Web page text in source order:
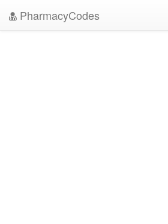
PharmacyCodes